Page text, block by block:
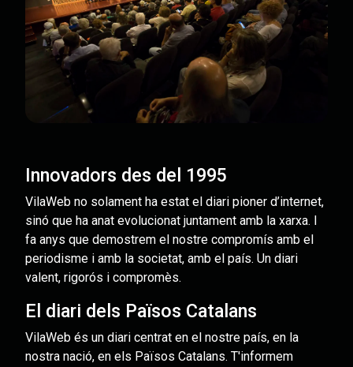
Innovadors des del 1995
VilaWeb no solament ha estat el diari pioner d’internet,
sinó que ha anat evolucionat juntament amb la xarxa. I
fa anys que demostrem el nostre compromís amb el
periodisme i amb la societat, amb el país. Un diari
valent, rigorós i compromès.
El diari dels Països Catalans
VilaWeb és un diari centrat en el nostre país, en la
nostra nació, en els Països Catalans. T'informem